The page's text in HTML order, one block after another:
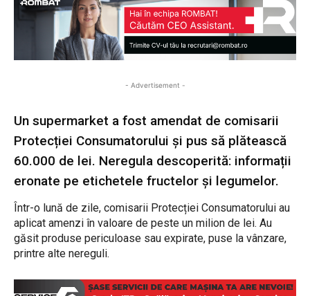
- Advertisement -
Un supermarket a fost amendat de comisarii
Protecției Consumatorului și pus să plătească
60.000 de lei. Neregula descoperită: informații
eronate pe etichetele fructelor și legumelor.
Într-o lună de zile, comisarii Protecției Consumatorului au
aplicat amenzi în valoare de peste un milion de lei. Au
găsit produse periculoase sau expirate, puse la vânzare,
printre alte nereguli.